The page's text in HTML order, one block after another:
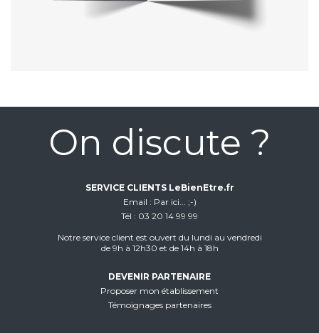
On discute ?
SERVICE CLIENTS LeBienEtre.fr
Email
Par ici... ;-)
Tél
03 20 14 99 99
Notre service client est ouvert du lundi au vendredi
de 9h à 12h30 et de 14h à 18h
DEVENIR PARTENAIRE
Proposer mon établissement
Témoignages partenaires